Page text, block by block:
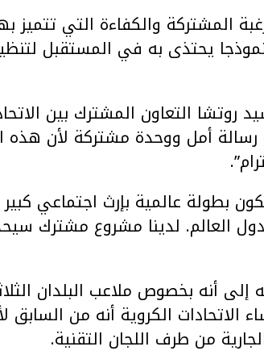
المشتركة والكفاءة التي تتميز
يحتذى به في المستقبل
روتشا التعاون المشترك بين
أمل ووحدة مشتركة لأن هذه
بطولة عالمية بإرث اجتماعي
دول العالم. لدينا مشروع مشترك
إلى أنه بخصوص ملاعب البلدان
الاتحادات الكروية أنه من
من طرف اللجان التقنية.